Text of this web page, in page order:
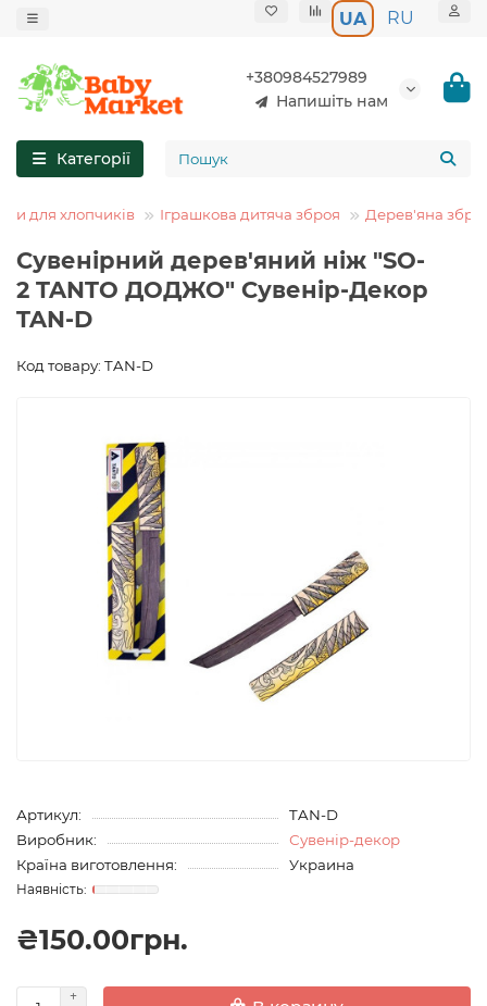
UA RU
+380984527989
Напишіть нам
Категорії
для хлопчиків Іграшкова дитяча зброя Дерев'яна
Сувенірний дерев'яний ніж "SO-
2 TANTO ДОДЖО" Сувенір-Декор
TAN-D
Код товару: TAN-D
Артикул:
TAN-D
Виробник:
Сувенір-декор
Країна виготовлення:
Украина
₴150.00грн.